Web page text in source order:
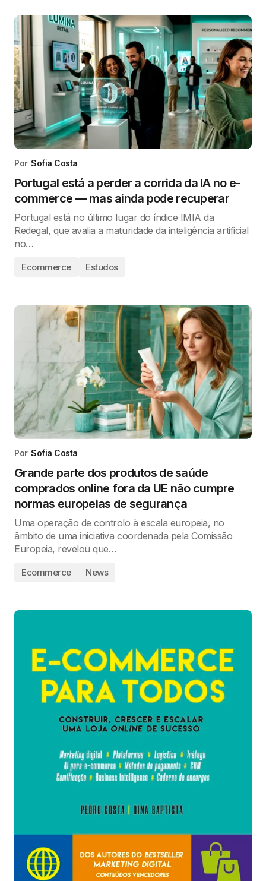
Por Sofia Costa
Portugal está a perder a corrida da IA no e-
commerce — mas ainda pode recuperar
Portugal está no último lugar do índice IMIA da
Redegal, que avalia a maturidade da inteligência artificial
no…
Ecommerce Estudos
Por Sofia Costa
Grande parte dos produtos de saúde
comprados online fora da UE não cumpre
normas europeias de segurança
Uma operação de controlo à escala europeia, no
âmbito de uma iniciativa coordenada pela Comissão
Europeia, revelou que…
Ecommerce News